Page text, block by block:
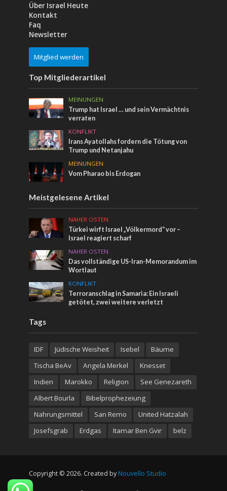
Über Israel Heute
Kontakt
Faq
Newsletter
Mitglied werden
Top Mitgliederartikel
MEINUNGEN
Trump hat Israel … und sein Vermächtnis
verraten
KONFLIKT
Irans Ayatollahs fordern die Tötung von
Trump und Netanjahu
MEINUNGEN
Vom Pharao bis Erdogan
Meistgelesene Artikel
NAHER OSTEN
Türkei wirft Israel „Völkermord“ vor –
Israel reagiert scharf
NAHER OSTEN
Das vollständige US-Iran-Memorandum im
Wortlaut
KONFLIKT
Terroranschlag in Samaria: Ein Israeli
getötet, zwei weitere verletzt
Tags
IDF Jüdische Weisheit Isebel
Bäume
Tischa BeAv
Angela Merkel
Knesset
Indien
Marokko Religion
See Genezareth
Albert Bourla
Bibelprophezeiung
Nahrungsmittel
San Remo
United Hatzalah
Josefsgrab
Erdgas Itamar Ben Gvir belz
Copyright © 2026. Created by Nouvello Studio